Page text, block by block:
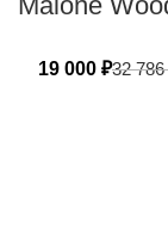
19 000 ₽32 786